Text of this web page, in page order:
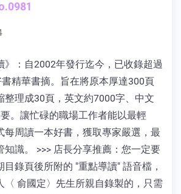
》：自2002年發行迄今，已收錄超過
精華書摘。旨在將原本厚達300頁
整理成30頁，英文約7000字、中文
。讓忙碌的職場工作者能以最輕
每周讀一本好書，獲取專家嚴選，最
知識。 >>> 店長分享推薦：您一定要
錄頁後所附的 "重點導讀" 語音檔，
〈 俞國定〉先生所親自錄製的，只需